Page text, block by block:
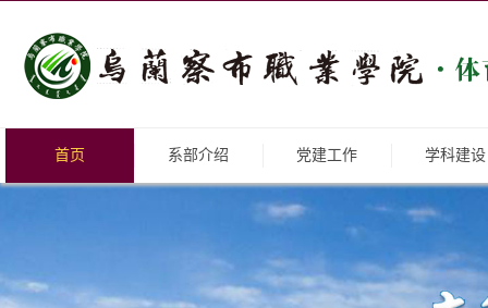
首页 系部介绍 党建工作 学科建设